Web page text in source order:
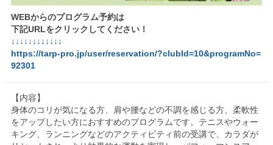
WEBからのプログラム予約は
下記URLをクリックしてください！
↓↓↓↓↓↓↓↓↓↓↓↓
https://tarp-pro.jp/user/reservation/?clubId=10&programNo=
92301
【内容】
身体のコリが気になる方、肩や腰などの不調を感じる方、柔軟性
をアップしたい方におすすめのプログラムです。テニスやウォー
キング、ランニングなどのアクティビティ前の受講で、カラダが